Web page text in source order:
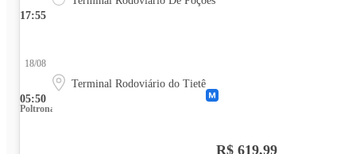
17:55
05:50
18/08
Terminal Rodoviário do Tietê
Poltrona
R$ 619,99